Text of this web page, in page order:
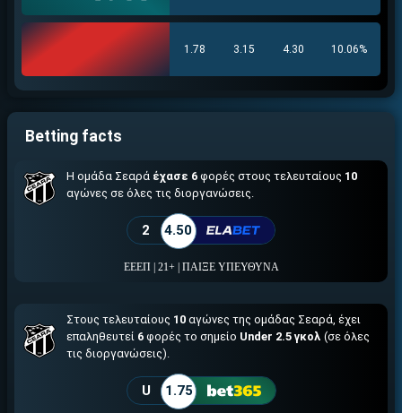
1.78 3.15 4.30 10.06%
Betting facts
Η ομάδα Σεαρά έχασε 6 φορές στους τελευταίους 10
αγώνες σε όλες τις διοργανώσεις.
2 4.50
ΕΕΕΠ | 21+ | ΠΑΙΞΕ ΥΠΕΥΘΥΝΑ
Στους τελευταίους 10 αγώνες της ομάδας Σεαρά, έχει
επαληθευτεί 6 φορές το σημείο Under 2.5 γκολ (σε όλες
τις διοργανώσεις).
U 1.75
Γρήγορες αναλήψεις
↪ΠΑΙΞΕ ΝΟΜΙΜΑ